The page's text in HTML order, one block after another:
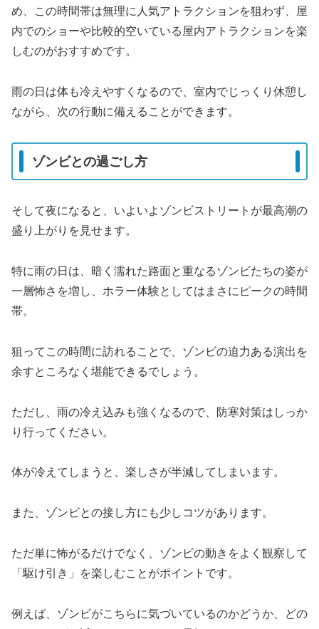
め、この時間帯は無理に人気アトラクションを狙わず、屋
内でのショーや比較的空いている屋内アトラクションを楽
しむのがおすすめです。
雨の日は体も冷えやすくなるので、室内でじっくり休憩し
ながら、次の行動に備えることができます。
ゾンビとの過ごし方
そして夜になると、いよいよゾンビストリートが最高潮の
盛り上がりを見せます。
特に雨の日は、暗く濡れた路面と重なるゾンビたちの姿が
一層怖さを増し、ホラー体験としてはまさにピークの時間
帯。
狙ってこの時間に訪れることで、ゾンビの迫力ある演出を
余すところなく堪能できるでしょう。
ただし、雨の冷え込みも強くなるので、防寒対策はしっか
り行ってください。
体が冷えてしまうと、楽しさが半減してしまいます。
また、ゾンビとの接し方にも少しコツがあります。
ただ単に怖がるだけでなく、ゾンビの動きをよく観察して
「駆け引き」を楽しむことがポイントです。
例えば、ゾンビがこちらに気づいているのかどうか、どの